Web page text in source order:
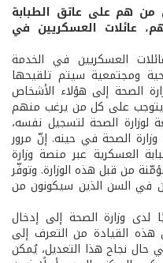
هم على عاتق الطبابة
عائلات العسكريين في
العسكريين في الخدمة
ومجتمعية سيتم تلقيحها
الصحة إلى هؤلاء الأشخاص
يتوجب على كل من يرغب منهم
لوزارة الصحة لتسجيل نفسه،
وزارة الصحة في حينه. إنّ مرور
العسكرية عبر منصة وزارة
من قبل هذه الوزارة. وتوفّر
في السن الذين سيكونون من
وزارة الصحة إلى إدخال
القيادة من التعرف إلى
نجاح هذا التعديل، يُمكن